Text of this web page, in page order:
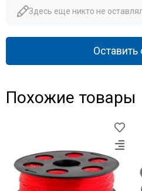
Здесь еще никто не
Оставить
Похожие товары